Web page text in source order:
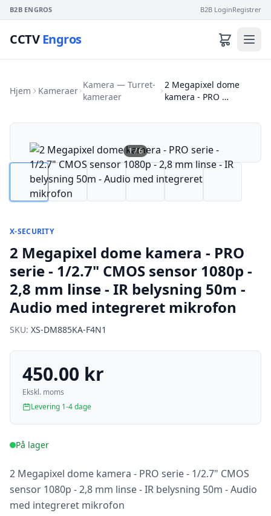
B2B ENGROS B2B LoginRegistrer
CCTVEngros
Hjem Kameraer
Kamera — Turret-
kameraer
2 Megapixel dome
kamera - PRO …
1/6
X-SECURITY
2 Megapixel dome kamera - PRO
serie - 1/2.7" CMOS sensor 1080p -
2,8 mm linse - IR belysning 50m -
Audio med integreret mikrofon
SKU: XS-DM885KA-F4N1
450.00 kr
Ekskl. moms
Levering 1-4 dage
På lager
2 Megapixel dome kamera - PRO serie - 1/2.7" CMOS
sensor 1080p - 2,8 mm linse - IR belysning 50m - Audio
med integreret mikrofon